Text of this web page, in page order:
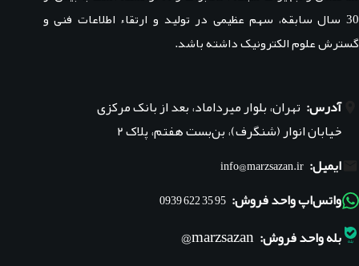
30 سال سابقه، سهم عظیمی در تولید و ارتقاء اطلاعات فنی و
گسترش علوم الکترونیک داشته باشد.
آدرس: تهران، بلوار میرداماد، بعد از بانک مرکزی
خیابان انوار (شنگرف)، بن‌بست هفتم، پلاک ۲
ایمیل: info@marzsazan.ir
واتس‌اپ واحد فروش: 95 35 622 0939
بله واحد فروش: marzsazan@